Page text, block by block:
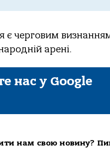
є черговим
арені.
нас у Google
нам свою новину?